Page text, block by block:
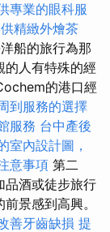
專業的眼科服
精緻外燴茶
船的旅行為那
的人有特殊的經
的港口經
到服務的選擇
服務 台中產後
室內設計圖，
意事項 第二
品酒或徒步旅行
景感到高興。
善牙齒缺損 提